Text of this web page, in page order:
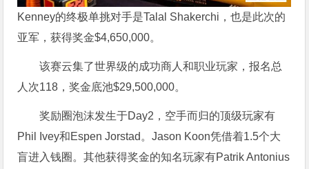
Kenney的终极单挑对手是Talal Shakerchi，也是此次的
亚军，获得奖金$4,650,000。
该赛云集了世界级的成功商人和职业玩家，报名总
人次118，奖金底池$29,500,000。
奖励圈泡沫发生于Day2，空手而归的顶级玩家有
Phil Ivey和Espen Jorstad。Jason Koon凭借着1.5个大
盲进入钱圈。其他获得奖金的知名玩家有Patrik Antonius